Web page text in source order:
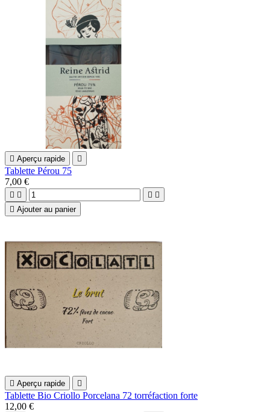
 Aperçu rapide 
Tablette Pérou 75
7,00 €
   
 Ajouter au panier
 Aperçu rapide 
Tablette Bio Criollo Porcelana 72 torréfaction forte
12,00 €